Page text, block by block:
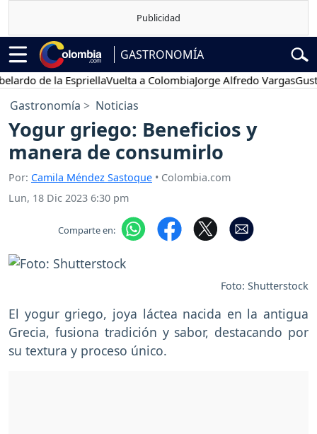
GASTRONOMÍA
de la EspriellaVuelta a ColombiaJorge Alfredo Vargas
Gastronomía Noticias
Yogur griego: Beneficios y
manera de consumirlo
Por: Camila Méndez Sastoque • Colombia.com
Lun, 18 Dic 2023 6:30 pm
Comparte en:
Foto: Shutterstock
El yogur griego, joya láctea nacida en la antigua
Grecia, fusiona tradición y sabor, destacando por
su textura y proceso único.